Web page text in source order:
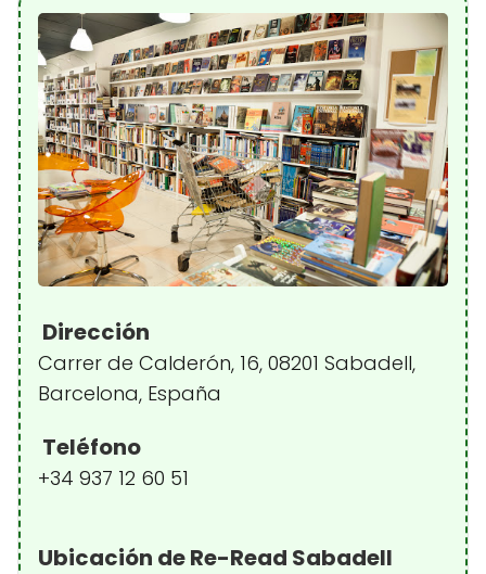
Dirección
Carrer de Calderón, 16, 08201 Sabadell,
Barcelona, España
Teléfono
+34 937 12 60 51
Ubicación de Re-Read Sabadell